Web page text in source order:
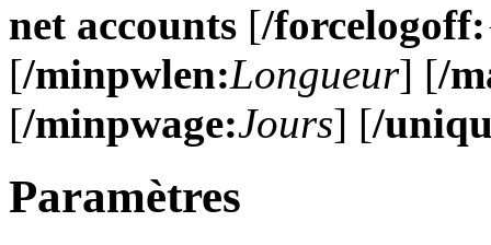
net accounts [/forcelogoff:
[/minpwlen:Longueur] [/
[/minpwage:Jours] [/
Paramètres